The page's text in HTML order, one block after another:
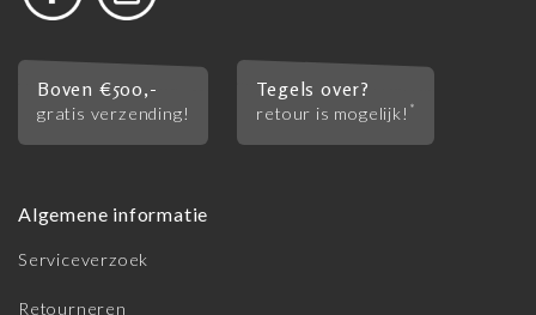
Boven €500,-
gratis verzending!
Tegels over?
retour is mogelijk! *
Algemene informatie
Serviceverzoek
Retourneren